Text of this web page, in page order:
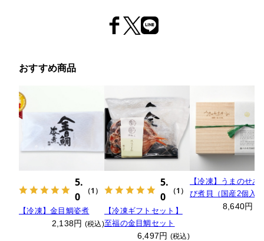
おすすめ商品
5.
0
（1）
【冷凍】金目鯛姿煮
2,138円 (税込)
5.
0
（1）
【冷凍ギフトセット】
至福の金目鯛セット
6,497円 (税込)
【冷凍】うまのせあ
び煮貝（国産2個入
8,640円